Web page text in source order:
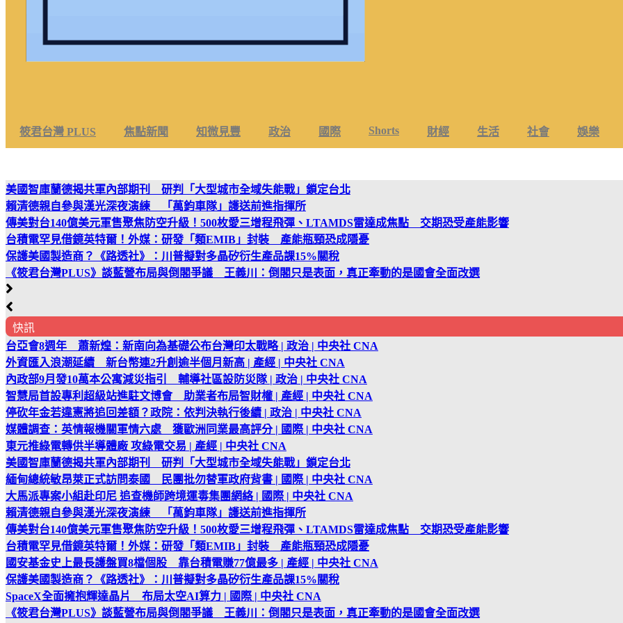
筱君台灣 PLUS 焦點新聞 知微見豐 政治 國際 Shorts 財經 生活 社會 娛樂
美國智庫蘭德揭共軍內部期刊 研判「大型城市全域失能戰」鎖定台北
賴清德親自參與漢光深夜演練 「萬鈞車隊」護送前進指揮所
傳美對台140億美元軍售聚焦防空升級！500枚愛三增程飛彈、LTAMDS雷達成焦點 交期恐受產能影響
台積電罕見借鏡英特爾！外媒：研發「類EMIB」封裝 產能瓶頸恐成隱憂
保護美國製造商？《路透社》：川普擬對多晶矽衍生產品課15%關稅
《筱君台灣PLUS》談藍營布局與倒閣爭議 王義川：倒閣只是表面，真正牽動的是國會全面改選
快訊
台亞會8週年 蕭新煌：新南向為基礎公布台灣印太戰略 | 政治 | 中央社 CNA
外資匯入浪潮延續 新台幣連2升創逾半個月新高 | 產經 | 中央社 CNA
內政部9月發10萬本公寓減災指引 輔導社區設防災隊 | 政治 | 中央社 CNA
智慧局首設專利超級站進駐文博會 助業者布局智財權 | 產經 | 中央社 CNA
停砍年金若違憲將追回差額？政院：依判決執行後續 | 政治 | 中央社 CNA
媒體調查：英情報機關軍情六處 獲歐洲同業最高評分 | 國際 | 中央社 CNA
東元推綠電轉供半導體廠 攻綠電交易 | 產經 | 中央社 CNA
美國智庫蘭德揭共軍內部期刊 研判「大型城市全域失能戰」鎖定台北
緬甸總統敏昂萊正式訪問泰國 民團批勿替軍政府背書 | 國際 | 中央社 CNA
大馬派專案小組赴印尼 追查機師跨境運毒集團網絡 | 國際 | 中央社 CNA
賴清德親自參與漢光深夜演練 「萬鈞車隊」護送前進指揮所
傳美對台140億美元軍售聚焦防空升級！500枚愛三增程飛彈、LTAMDS雷達成焦點 交期恐受產能影響
台積電罕見借鏡英特爾！外媒：研發「類EMIB」封裝 產能瓶頸恐成隱憂
國安基金史上最長護盤買8檔個股 靠台積電賺77億最多 | 產經 | 中央社 CNA
保護美國製造商？《路透社》：川普擬對多晶矽衍生產品課15%關稅
SpaceX全面擁抱輝達晶片 布局太空AI算力 | 國際 | 中央社 CNA
《筱君台灣PLUS》談藍營布局與倒閣爭議 王義川：倒閣只是表面，真正牽動的是國會全面改選